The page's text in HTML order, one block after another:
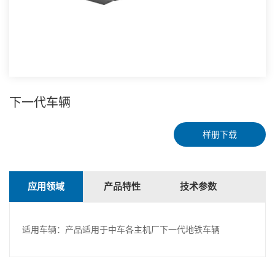
下一代车辆
样册下载
应用领域 产品特性 技术参数
适用车辆：产品适用于中车各主机厂下一代地铁车辆